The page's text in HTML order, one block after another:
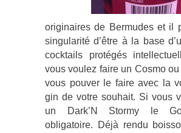
originaires de Bermudes et il
singularité d’être à la base
cocktails protégés
vous voulez faire un Cosmo
vous pouver le faire avec la
gin de votre souhait. Si vous
un Dark’N Stormy le
obligatoire. Déjà rendu